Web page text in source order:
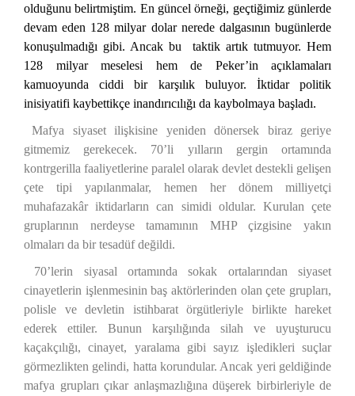
olduğunu belirtmiştim. En güncel örneği, geçtiğimiz günlerde
devam eden 128 milyar dolar nerede dalgasının bugünlerde
konuşulmadığı gibi. Ancak bu taktik artık tutmuyor. Hem
128 milyar meselesi hem de Peker’in açıklamaları
kamuoyunda ciddi bir karşılık buluyor. İktidar politik
inisiyatifi kaybettikçe inandırıcılığı da kaybolmaya başladı.
Mafya siyaset ilişkisine yeniden dönersek biraz geriye
gitmemiz gerekecek. 70’li yılların gergin ortamında
kontrgerilla faaliyetlerine paralel olarak devlet destekli gelişen
çete tipi yapılanmalar, hemen her dönem milliyetçi
muhafazakâr iktidarların can simidi oldular. Kurulan çete
gruplarının nerdeyse tamamının MHP çizgisine yakın
olmaları da bir tesadüf değildi.
70’lerin siyasal ortamında sokak ortalarından siyaset
cinayetlerin işlenmesinin baş aktörlerinden olan çete grupları,
polisle ve devletin istihbarat örgütleriyle birlikte hareket
ederek ettiler. Bunun karşılığında silah ve uyuşturucu
kaçakçılığı, cinayet, yaralama gibi sayız işledikleri suçlar
görmezlikten gelindi, hatta korundular. Ancak yeri geldiğinde
mafya grupları çıkar anlaşmazlığına düşerek birbirleriyle de